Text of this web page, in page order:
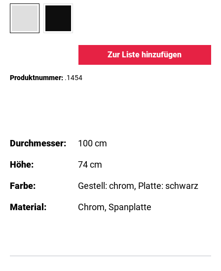
Zur Liste hinzufügen
Produktnummer: .1454
Durchmesser: 100 cm
Höhe: 74 cm
Farbe: Gestell: chrom, Platte: schwarz
Material: Chrom, Spanplatte